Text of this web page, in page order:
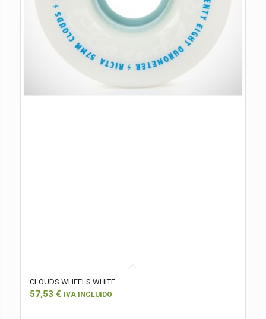
CLOUDS WHEELS WHITE
57,53 € IVA INCLUIDO